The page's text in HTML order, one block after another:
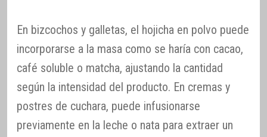
En bizcochos y galletas, el hojicha en polvo puede
incorporarse a la masa como se haría con cacao,
café soluble o matcha, ajustando la cantidad
según la intensidad del producto. En cremas y
postres de cuchara, puede infusionarse
previamente en la leche o nata para extraer un